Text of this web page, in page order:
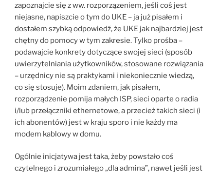
zapoznajcie się z ww. rozporzązeniem, jeśli coś jest
niejasne, napiszcie o tym do UKE – ja już pisałem i
dostałem szybką odpowiedź, że UKE jak najbardziej jest
chętny do pomocy w tym zakresie. Tylko prośba –
podawajcie konkrety dotyczące swojej sieci (sposób
uwierzytelniania użytkowników, stosowane rozwiązania
– urzędnicy nie są praktykami i niekoniecznie wiedzą,
co się stosuje). Moim zdaniem, jak pisałem,
rozporządzenie pomija małych ISP, sieci oparte o radia
i/lub przełączniki ethernetowe, a przecież takich sieci (i
ich abonentów) jest w kraju sporo i nie każdy ma
modem kablowy w domu.
Ogólnie inicjatywa jest taka, żeby powstało coś
czytelnego i zrozumiałego „dla admina”, nawet jeśli jest